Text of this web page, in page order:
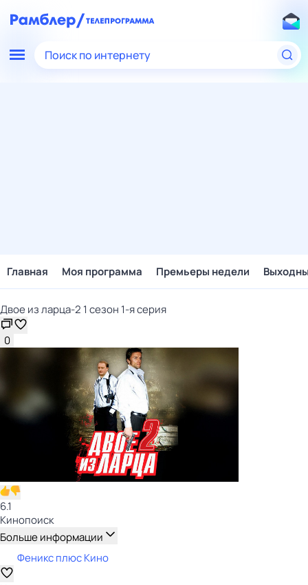
Поиск по интернету
Главная Моя программа Премьеры недели
Двое из ларца-2 1 сезон 1-я серия
0
6.1
Кинопоиск
Больше информации
Феникс плюс Кино